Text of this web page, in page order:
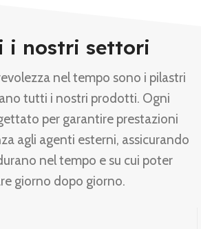
i nostri settori
nel tempo sono i pilastri
tutti i nostri prodotti. Ogni
per garantire prestazioni
agli agenti esterni, assicurando
nel tempo e su cui poter
giorno dopo giorno.